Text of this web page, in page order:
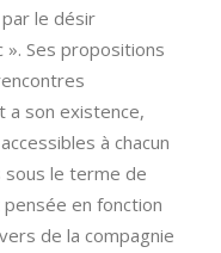
le désir
». Ses propositions
a son existence,
à chacun
le terme de
en fonction
de la compagnie